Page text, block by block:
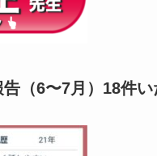
（6〜7月）18件い